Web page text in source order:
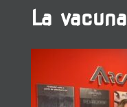
La vacuna